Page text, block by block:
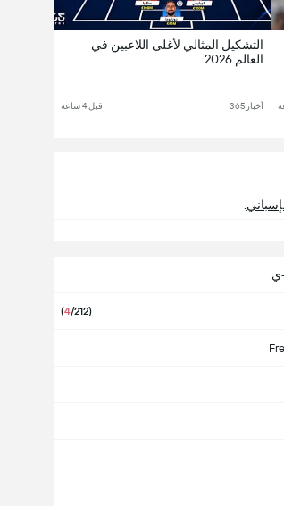
التشكيل المثالي لأغلى اللاعبين في
العالم 2026
أخبار365 قبل 4 ساعة
ي
(4/212)